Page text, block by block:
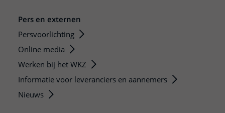
Pers en externen
Persvoorlichting
Online media
Werken bij het WKZ
Informatie voor leveranciers en aannemers
Nieuws